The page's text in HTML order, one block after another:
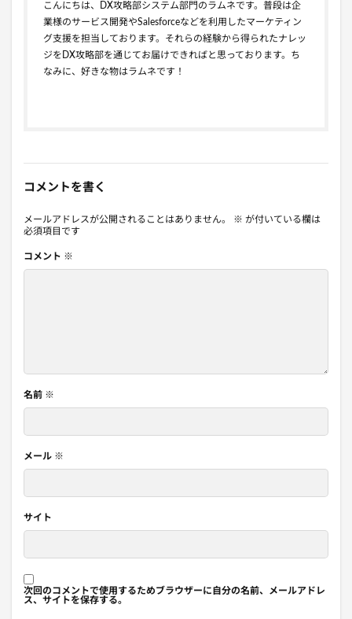
こんにちは、DX攻略部システム部門のラムネです。普段は企
業様のサービス開発やSalesforceなどを利用したマーケティン
グ支援を担当しております。それらの経験から得られたナレッ
ジをDX攻略部を通じてお届けできればと思っております。ち
なみに、好きな物はラムネです！
コメントを書く
メールアドレスが公開されることはありません。 ※ が付いている欄は
必須項目です
コメント ※
名前 ※
メール ※
サイト
次回のコメントで使用するためブラウザーに自分の名前、メールアドレ
ス、サイトを保存する。